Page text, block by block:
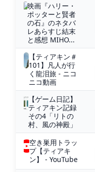
映画『ハリー・
ポッターと賢者
の石』のネタバ
レあらすじ結末
と感想 MIHO...
【ティアキン＃
101】凡人が行
く龍泪旅 - ニコ
ニコ動画
【ゲーム日記】
ティアキン記録
その4「リトの
村、風の神殿」
空き巣用トラッ
プ【ティアキ
ン】 - YouTube